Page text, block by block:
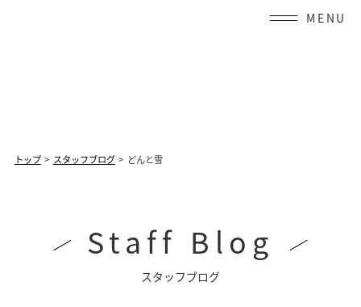
トップ スタッフブログ どんと雪
Staff Blog
スタッフブログ